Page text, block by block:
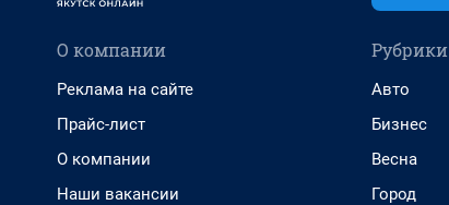
О компании
Реклама на сайте
Прайс-лист
О компании
Наши вакансии
Рубрики
Авто
Бизнес
Весна
Город